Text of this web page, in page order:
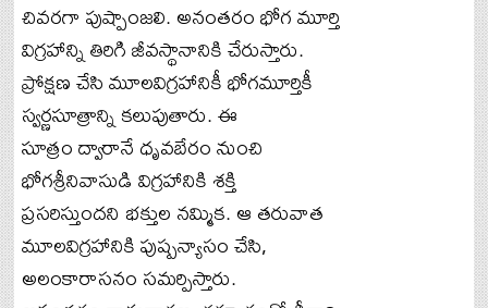
చివరగా పుష్పాంజలి. అనంతరం భోగ మూర్తి
విగ్రహాన్ని తిరిగి జీవస్థానానికి చేరుస్తారు.
ప్రోక్షణ చేసి మూలవిగ్రహానికీ భోగమూర్తికీ
స్వర్ణసూత్రాన్ని కలుపుతారు. ఈ
సూత్రం ద్వారానే ధృవబేరం నుంచి
భోగశ్రీనివాసుడి విగ్రహానికి శక్తి
ప్రసరిస్తుందని భక్తుల నమ్మిక. ఆ తరువాత
మూలవిగ్రహానికి పుష్పన్యాసం చేసి,
అలంకారాసనం సమర్పిస్తారు.